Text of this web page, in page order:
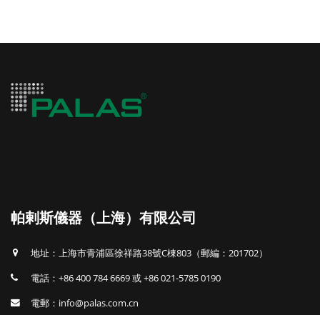
帕剌斯儀器（上海）有限公司
地址：上海市青浦區徐祥路38號C棟803（郵編：201702）
電話：+86 400 784 6669 或 +86 021-5785 0190
電郵：info@palas.com.cn